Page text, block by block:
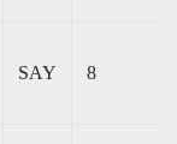
SAY 8